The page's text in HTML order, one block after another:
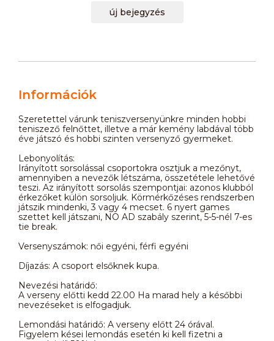
új bejegyzés
Információk
Szeretettel várunk teniszversenyünkre minden hobbi
teniszező felnőttet, illetve a már kemény labdával több
éve játszó és hobbi szinten versenyző gyermeket.
Lebonyolítás:
Irányított sorsolással csoportokra osztjuk a mezőnyt,
amennyiben a nevezők létszáma, összetétele lehetővé
teszi. Az irányított sorsolás szempontjai: azonos klubból
érkezőket külön sorsoljuk. Körmérkőzéses rendszerben
játszik mindenki, 3 vagy 4 mecset. 6 nyert games
szettet kell játszani, NO AD szabály szerint, 5-5-nél 7-es
tie break.
Versenyszámok: női egyéni, férfi egyéni
Díjazás: A csoport elsőknek kupa.
Nevezési határidő:
A verseny előtti kedd 22.00 Ha marad hely a későbbi
nevezéseket is elfogadjuk.
Lemondási határidő: A verseny előtt 24 órával.
Figyelem kései lemondás esetén ki kell fizetni a